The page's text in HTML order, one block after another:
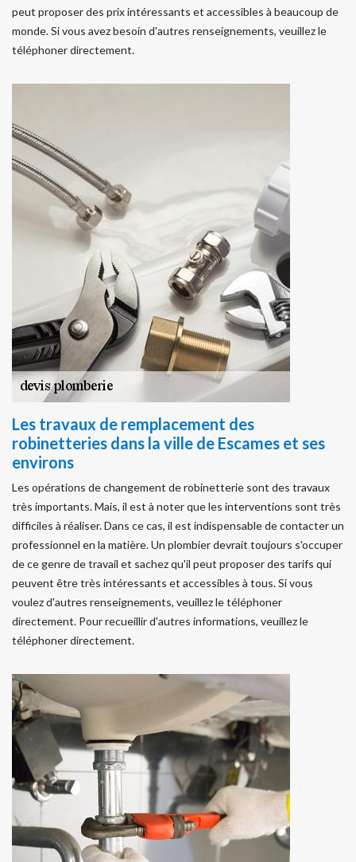
peut proposer des prix intéressants et accessibles à beaucoup de
monde. Si vous avez besoin d'autres renseignements, veuillez le
téléphoner directement.
Les travaux de remplacement des
robinetteries dans la ville de Escames et ses
environs
Les opérations de changement de robinetterie sont des travaux
très importants. Mais, il est à noter que les interventions sont très
difficiles à réaliser. Dans ce cas, il est indispensable de contacter un
professionnel en la matière. Un plombier devrait toujours s'occuper
de ce genre de travail et sachez qu'il peut proposer des tarifs qui
peuvent être très intéressants et accessibles à tous. Si vous
voulez d'autres renseignements, veuillez le téléphoner
directement. Pour recueillir d'autres informations, veuillez le
téléphoner directement.